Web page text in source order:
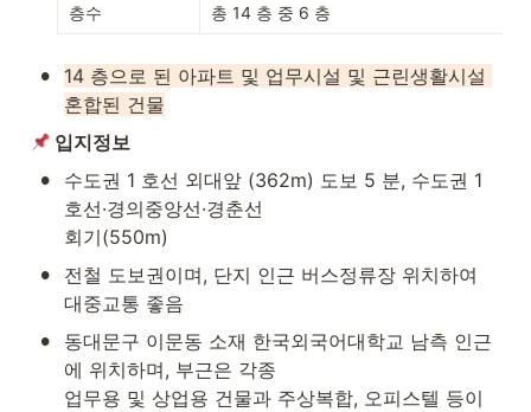
층수 총 14 층 중 6 층
•
14 층으로 된 아파트 및 업무시설 및 근린생활시설
혼합된 건물
입지정보
•
수도권 1 호선 외대앞 (362m) 도보 5 분, 수도권 1
호선·경의중앙선·경춘선
회기(550m)
•
전철 도보권이며, 단지 인근 버스정류장 위치하여
대중교통 좋음
•
동대문구 이문동 소재 한국외국어대학교 남측 인근
에 위치하며, 부근은 각종
업무용 및 상업용 건물과 주상복합, 오피스텔 등이